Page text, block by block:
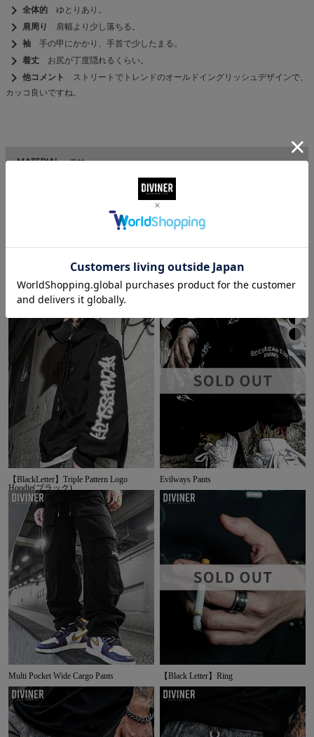
chevron_right 全体的 ゆとりあり。
chevron_right 肩周り 肩幅より少し落ちる。
chevron_right 袖 手の甲にかかり、手首で少したまる。
chevron_right 着丈 お尻が丁度隠れるくらい。
chevron_right 他コメント
ストリートでトレンドのオールドイングリッシュデザインで、
カッコ良いですね。
MATERIAL 素材
CODENATION コーデ着用アイテム
【BlackLetter】Triple Pattern Logo
Hoodie(ブラック)
Evilways Pants
Multi Pocket Wide Cargo Pants 【Black Letter】Ring